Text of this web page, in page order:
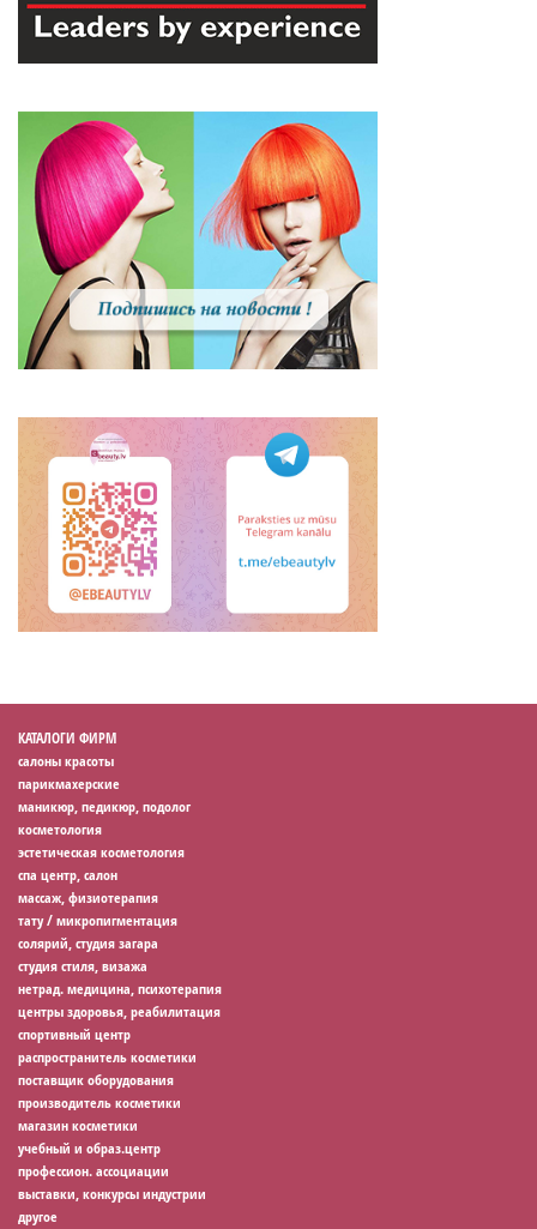
КАТАЛОГИ ФИРМ
салоны красоты
парикмахерские
маникюр, педикюр, подолог
косметология
эстетическая косметология
спа центр, салон
массаж, физиотерапия
тату / микропигментация
солярий, студия загара
студия стиля, визажа
нетрад. медицина, психотерапия
центры здоровья, реабилитация
спортивный центр
распространитель косметики
поставщик оборудования
производитель косметики
магазин косметики
учебный и образ.центр
профессион. ассоциации
выставки, конкурсы индустрии
другое